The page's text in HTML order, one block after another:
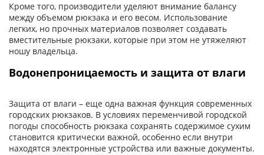
Кроме того, производители уделяют внимание балансу
между объемом рюкзака и его весом. Использование
легких, но прочных материалов позволяет создавать
вместительные рюкзаки, которые при этом не утяжеляют
ношу владельца.
Водонепроницаемость и защита от влаги
Защита от влаги – еще одна важная функция современных
городских рюкзаков. В условиях переменчивой городской
погоды способность рюкзака сохранять содержимое сухим
становится критически важной, особенно если внутри
находятся электронные устройства или важные документы.